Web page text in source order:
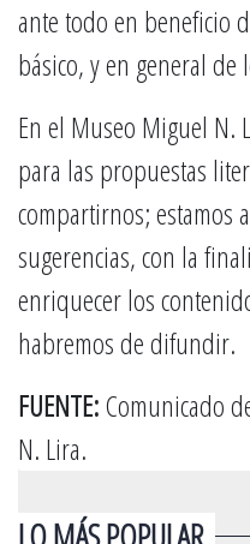
ante todo en beneficio
básico, y en general
En el Museo Miguel N.
para las propuestas
compartirnos; estamos
sugerencias, con la
enriquecer los
habremos de difundir.
FUENTE:Comunicado
N. Lira.